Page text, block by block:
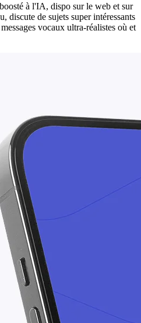
à l'IA, dispo sur le web et sur
discute de sujets super intéressants
vocaux ultra-réalistes où et